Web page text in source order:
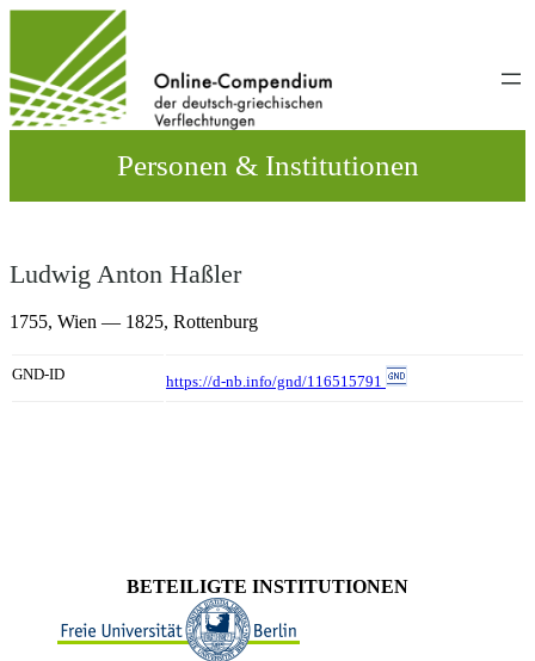
wechseln
Personen & Institutionen
Ludwig Anton Haßler
1755, Wien — 1825, Rottenburg
GND-ID https://d-nb.info/gnd/116515791
BETEILIGTE INSTITUTIONEN